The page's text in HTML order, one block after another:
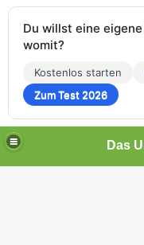
Du willst eine
womit?
Kostenlos starten
Zum Test 2026